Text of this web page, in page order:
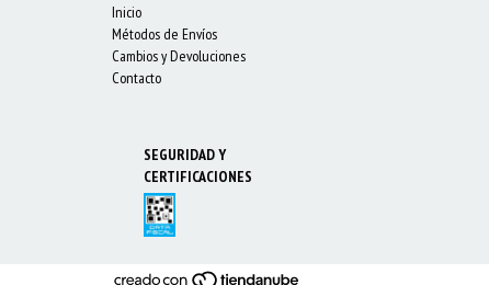
Inicio
Métodos de Envíos
Cambios y Devoluciones
Contacto
SEGURIDAD Y
CERTIFICACIONES